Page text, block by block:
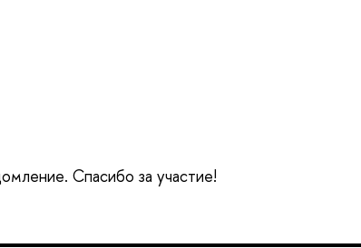
Спасибо за участие!